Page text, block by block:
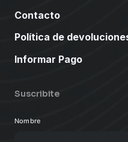
Contacto
Política de
Informar Pago
Suscribite
Nombre